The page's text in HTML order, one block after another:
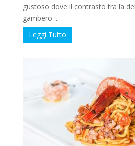
gustoso dove il contrasto tra la
gambero ...
Leggi Tutto